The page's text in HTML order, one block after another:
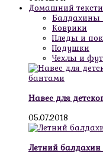
Домашний
Балдахины
Коврики
Пледы и
Подушки
Чехлы и
Навес для
05.07.2018
Летний балдахин